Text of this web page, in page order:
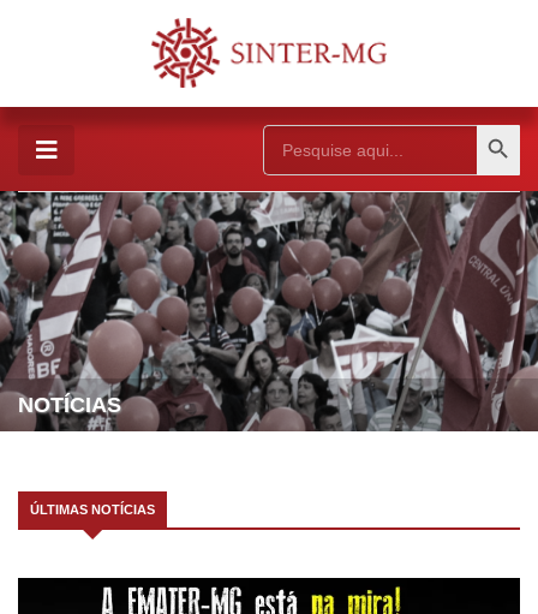
Search
for:
Search Button
NOTÍCIAS
ÚLTIMAS NOTÍCIAS